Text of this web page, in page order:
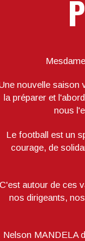
nouvelle saison
la préparer et
nous
Le football est un
courage, de
autour de ces
nos dirigeants,
Nelson MANDELA